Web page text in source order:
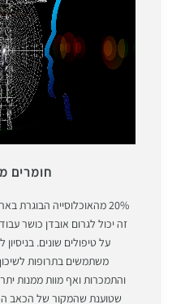
חומרים
20% מהאוכלוסייה
זה יכול לגרום אובדן כושר
על טיפולים שונים.
משתמשים בתרופות
והתמכרות ואף מוות ממנות
שטוענת שהמקור של הכאב